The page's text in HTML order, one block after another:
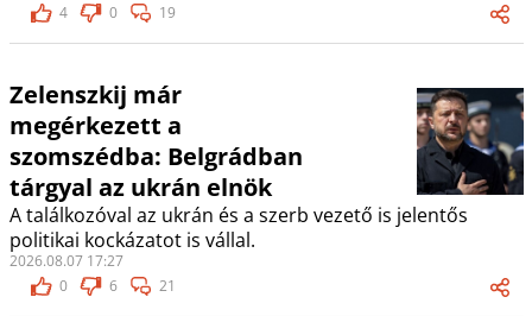
4
0 19
Zelenszkij már
megérkezett a
szomszédba: Belgrádban
tárgyal az ukrán elnök
A találkozóval az ukrán és a szerb vezető is jelentős
politikai kockázatot is vállal.
2026.08.07 17:27
0
6 21